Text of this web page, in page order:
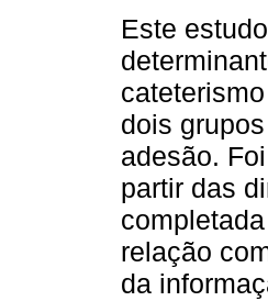
Este
dois
adesão.
partir das
relação
da